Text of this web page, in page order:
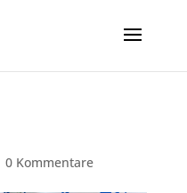
0 Kommentare